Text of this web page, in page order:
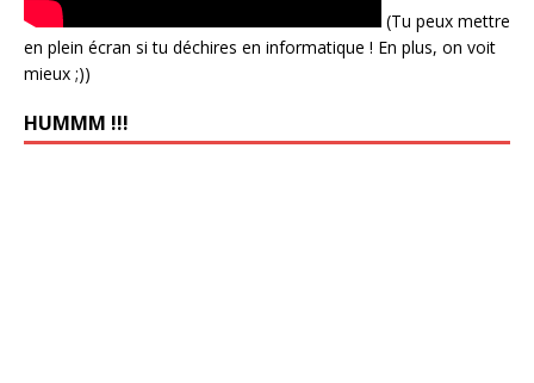
(Tu peux mettre
en plein écran si tu déchires en informatique ! En plus, on voit
mieux ;))
HUMMM !!!